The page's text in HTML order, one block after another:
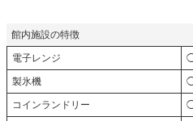
館内施設の特徴
電子レンジ
製氷機
コインランドリー